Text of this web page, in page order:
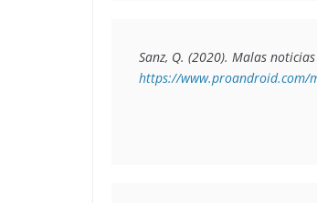
Sanz, Q. (2020). Malas
https://www.proandroid.com/